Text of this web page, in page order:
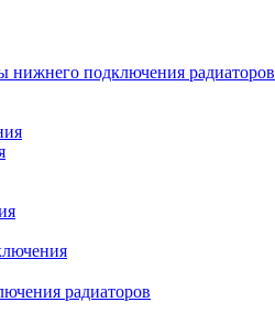
нижнего подключения радиаторов
радиаторов